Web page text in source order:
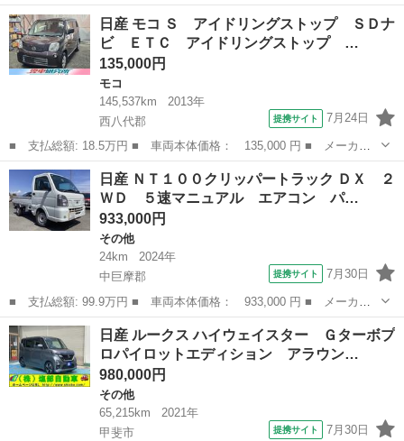
名： 日産 ■ 車種名： デイズ ■ グレード名： Ｘ ■ 排気
量： 660cc ■ ドア枚数： 5D ■ ミッション： インパネAT ■ 店
舗...
山梨 中巨摩郡
日産 モコ Ｓ アイドリングストップ ＳＤナ
ビ ＥＴＣ アイドリングストップ …
135,000円
モコ
145,537km
2013年
西八代郡
提携サイト 7月24日
■ 支払総額: 18.5万円 ■ 車両本体価格： 135,000 円 ■ メーカー
名： 日産 ■ 車種名： モコ ■ グレード名： Ｓ アイドリング
ストップ ＳＤナビ ＥＴＣ アイドリングストップ ＴＶ スマー
トキー プッ...
山梨 西八代郡 モコ
日産 ＮＴ１００クリッパートラック ＤＸ ２
ＷＤ ５速マニュアル エアコン パ…
933,000円
その他
24km
2024年
中巨摩郡
提携サイト 7月30日
■ 支払総額: 99.9万円 ■ 車両本体価格： 933,000 円 ■ メーカー
名： 日産 ■ 車種名： ＮＴ１００クリッパートラック ■ グレー
ド名： ＤＸ ２ＷＤ ５速マニュアル エアコン パワーステアリ
ング 三方開...
山梨 中巨摩郡 その他
日産 ルークス ハイウェイスター Ｇターボプ
ロパイロットエディション アラウン…
980,000円
その他
65,215km
2021年
甲斐市
提携サイト 7月30日